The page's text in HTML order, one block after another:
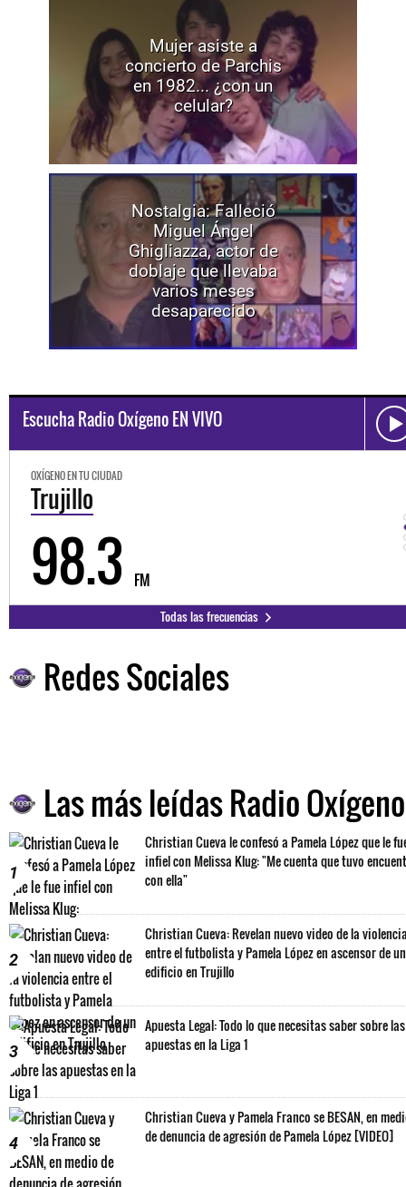
Mujer asiste a
concierto de Parchis
en 1982... ¿con un
celular?
Nostalgia: Falleció
Miguel Ángel
Ghigliazza, actor de
doblaje que llevaba
varios meses
desaparecido
Escucha Radio Oxígeno EN VIVO
OXÍGENO EN TU CIUDAD
Trujillo
98.3 FM
Todas las frecuencias
Redes Sociales
Las más leídas Radio Oxígeno
1
Christian Cueva le confesó a Pamela López que le
infiel con Melissa Klug: "Me cuenta que tuvo
con ella"
2
Christian Cueva: Revelan nuevo video de la
entre el futbolista y Pamela López en ascensor de un
edificio en Trujillo
3
Apuesta Legal: Todo lo que necesitas saber sobre las
apuestas en la Liga 1
4
Christian Cueva y Pamela Franco se BESAN, en
de denuncia de agresión de Pamela López [VIDEO]